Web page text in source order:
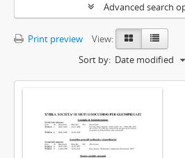
Advanced search
Print preview
View:
Sort by: Date modified